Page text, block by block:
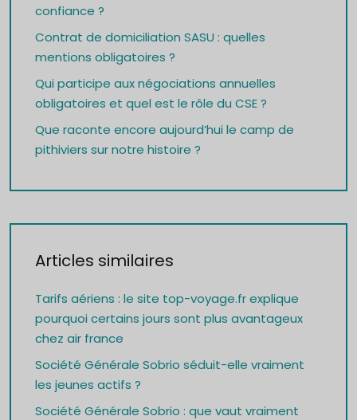
confiance ?
Contrat de domiciliation SASU : quelles
mentions obligatoires ?
Qui participe aux négociations annuelles
obligatoires et quel est le rôle du CSE ?
Que raconte encore aujourd’hui le camp de
pithiviers sur notre histoire ?
Articles similaires
Tarifs aériens : le site top-voyage.fr explique
pourquoi certains jours sont plus avantageux
chez air france
Société Générale Sobrio séduit-elle vraiment
les jeunes actifs ?
Société Générale Sobrio : que vaut vraiment